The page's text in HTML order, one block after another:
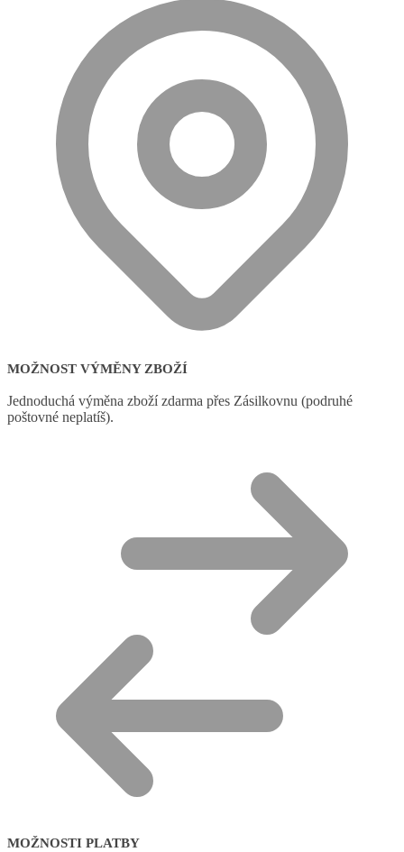
MOŽNOST VÝMĚNY ZBOŽÍ
Jednoduchá výměna zboží zdarma přes Zásilkovnu (podruhé
poštovné neplatíš).
MOŽNOSTI PLATBY